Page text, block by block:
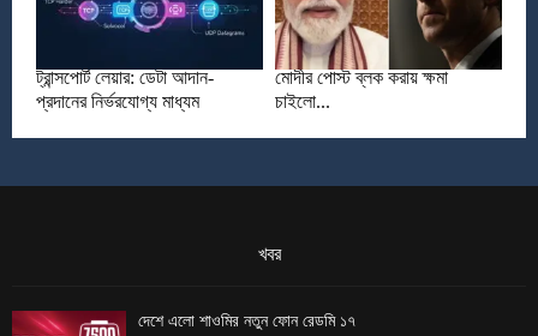
ট্রান্সপোর্ট লেয়ার: ডেটা আদান-
প্রদানের নির্ভরযোগ্য মাধ্যম
মোদীর পোস্ট ব্লক করায় ক্ষমা
চাইলো...
খবর
দেশে এলো শাওমির নতুন ফোন রেডমি ১৭